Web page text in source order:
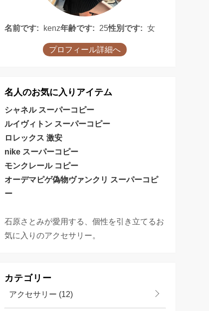
名前です: kenz年齢です: 25性別です: 女
プロフィール詳細へ
名人のお気に入りアイテム
シャネル スーパーコピー
ルイヴィトン スーパーコピー
ロレックス 激安
nike スーパーコピー
モンクレール コピー
オーデマピゲ偽物ヴァンクリ スーパーコピ
ー
石原さとみが愛用する、個性を引き立てるお
気に入りのアクセサリー。
カテゴリー
アクセサリー (12)